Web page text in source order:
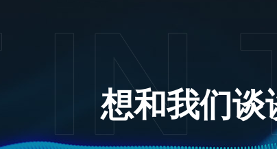
想和我们谈